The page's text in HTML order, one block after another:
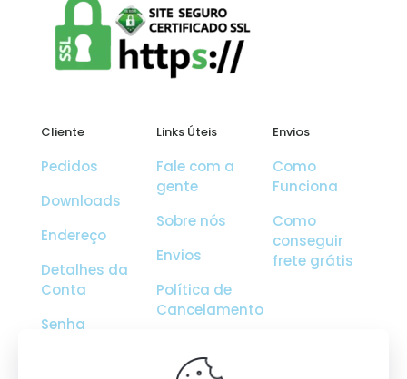
Cliente
Pedidos
Downloads
Endereço
Detalhes da
Conta
Senha
Links Úteis
Fale com a
gente
Sobre nós
Envios
Política de
Cancelamento
Envios
Como
Funciona
Como
conseguir
frete grátis